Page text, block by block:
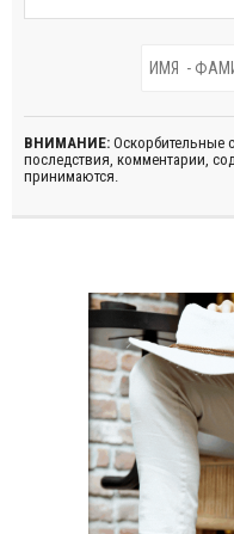
ВНИМАНИЕ: Оскорбительные
последствия, комментарии,
принимаются.